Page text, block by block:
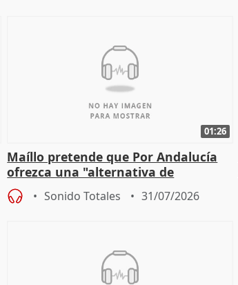
01:26
Maíllo pretende que Por Andalucía
ofrezca una "alternativa de
gobierno" con su labor de oposición
Sonido Totales 31/07/2026